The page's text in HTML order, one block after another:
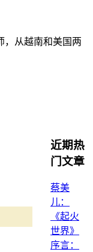
，从越南和美国两
近期热
门文章
蔡美
儿：
《起火
世界》
序言：